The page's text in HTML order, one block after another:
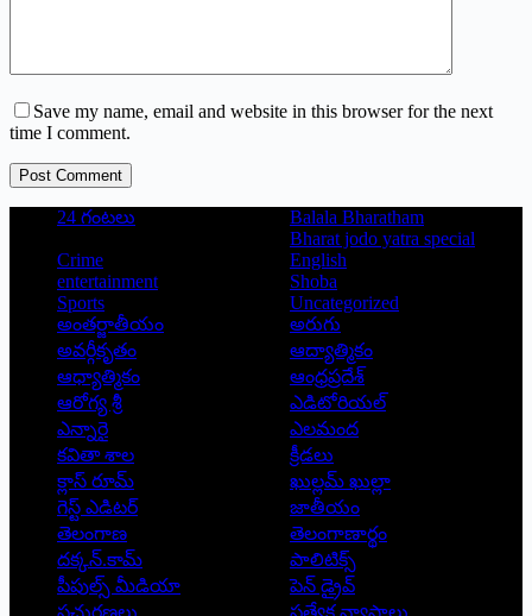
Save my name, email and website in this browser for the next
time I comment.
Post Comment
24 గంటలు
Balala Bharatham
Bharat jodo yatra special
Crime
English
entertainment
Shoba
Sports
Uncategorized
అంతర్జాతీయం
అరుగు
అవర్గీకృతం
ఆద్యాత్మికం
ఆధ్యాత్మికం
ఆంధ్రప్రదేశ్
ఆరోగ్య శ్రీ
ఎడిటోరియల్
ఎన్నారై
ఎలమంద
కవితా శాల
క్రీడలు
క్లాస్ రూమ్
ఖుల్లమ్ ఖుల్లా
గెస్ట్ ఎడిటర్
జాతీయం
తెలంగాణ
తెలంగాణార్థం
దక్కన్.కామ్
పాలిటిక్స్
పీపుల్స్ ‌మీడియా
పెన్ డ్రైవ్